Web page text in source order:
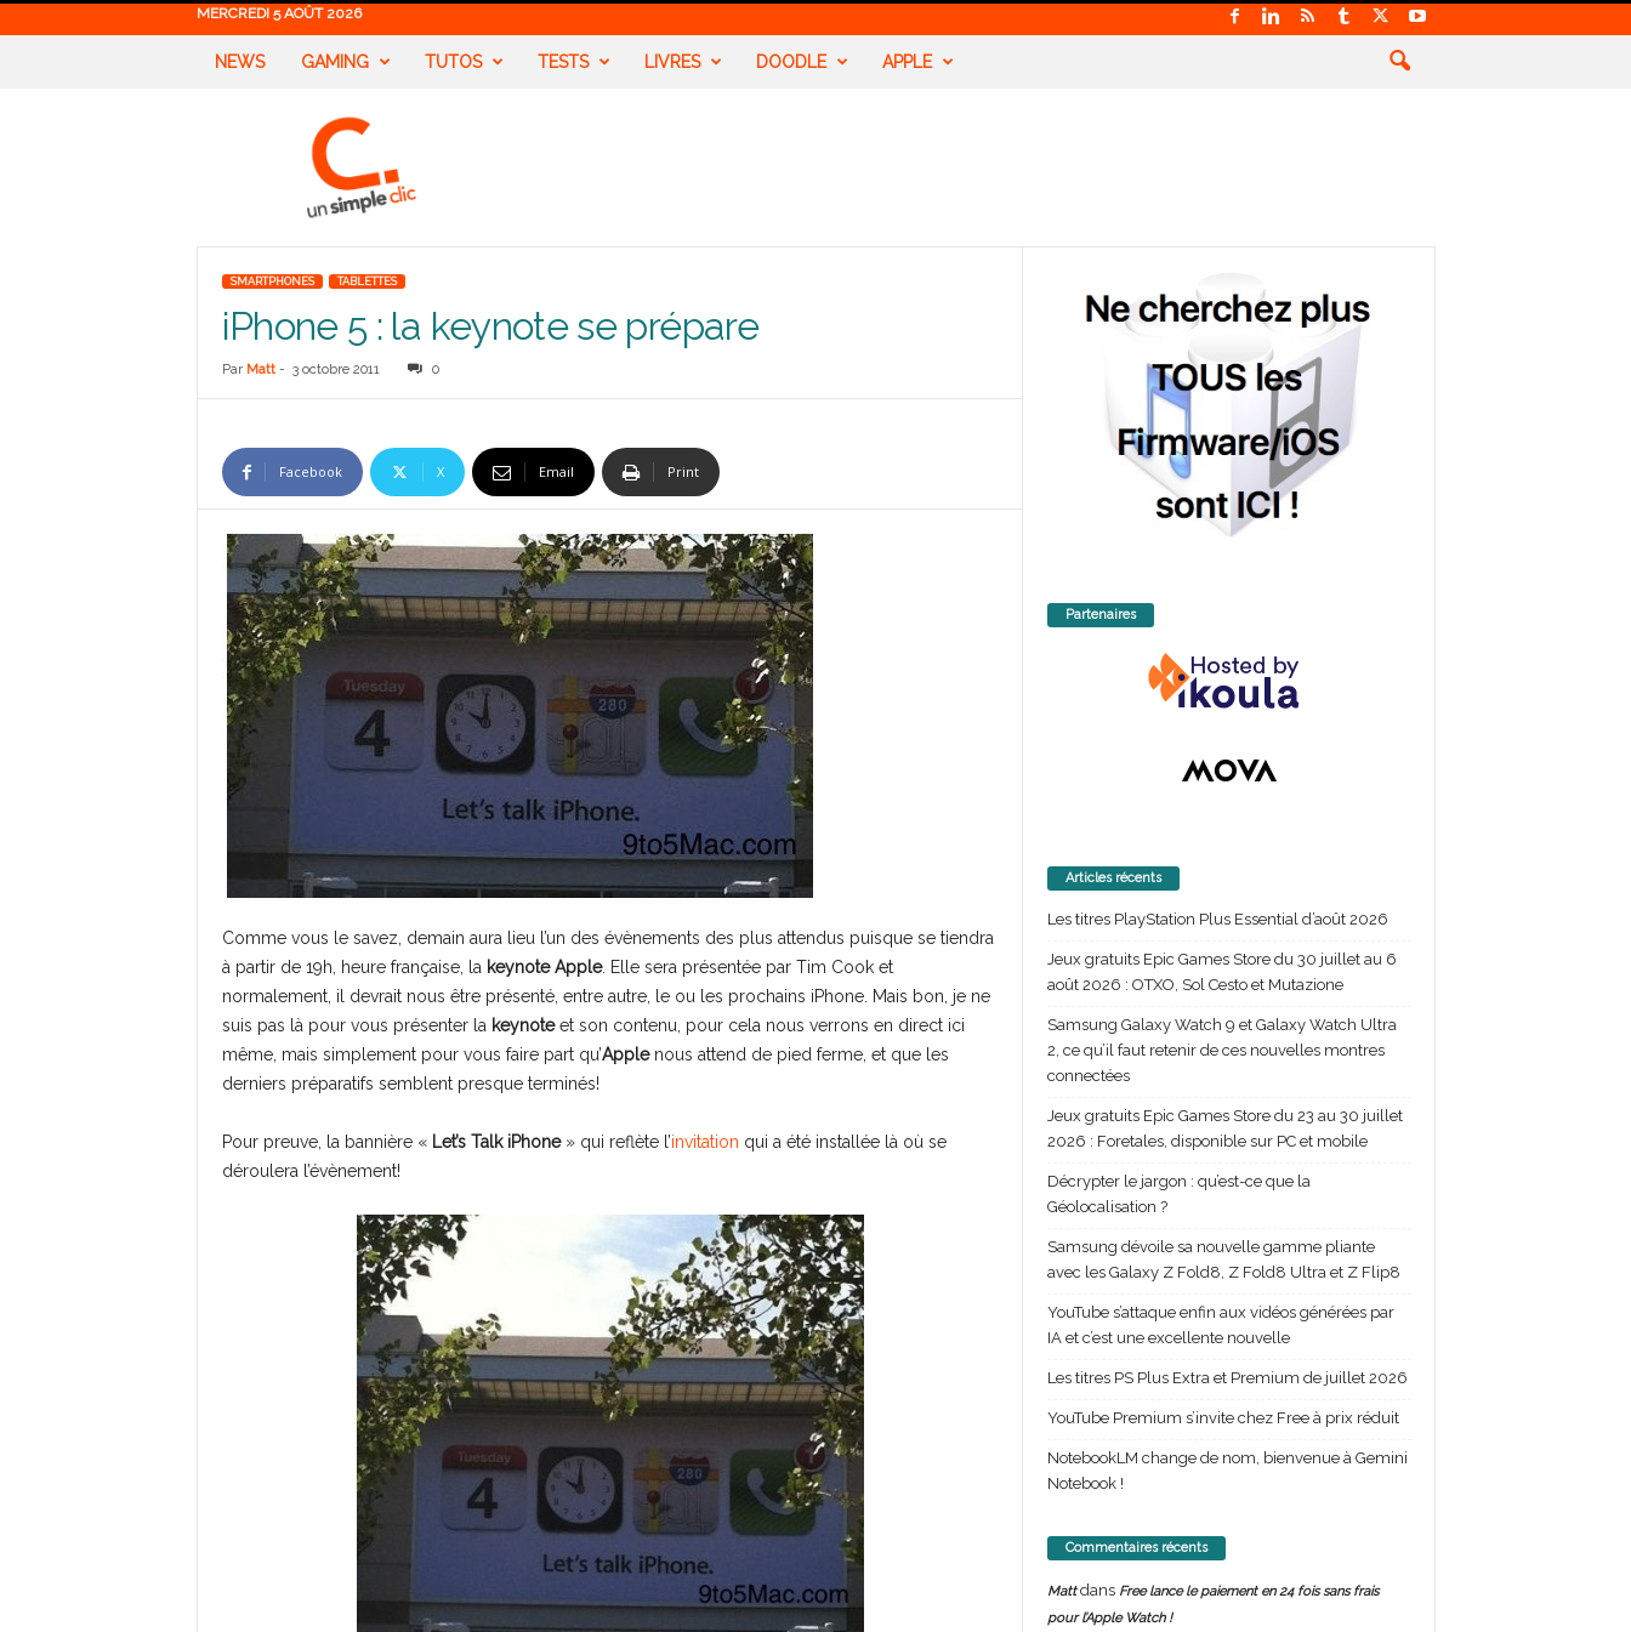
MERCREDI 5 AOÛT 2026
NEWS GAMING TUTOS TESTS LIVRES DOODLE APPLE
SMARTPHONES TABLETTES
iPhone 5 : la keynote se prépare
Par Matt- 3 octobre 2011 0
Facebook X Email Print
Comme vous le savez, demain aura lieu l’un des évènements des plus attendus puisque se tiendra
à partir de 19h, heure française, la keynote Apple. Elle sera présentée par Tim Cook et
normalement, il devrait nous être présenté, entre autre, le ou les prochains iPhone. Mais bon, je ne
suis pas là pour vous présenter la keynoteet son contenu, pour cela nous verrons en direct ici
même, mais simplement pour vous faire part qu’Applenous attend de pied ferme, et que les
derniers préparatifs semblent presque terminés!
Pour preuve, la bannière « Let’s Talk iPhone» qui reflète l’invitation qui a été installée là où se
déroulera l’évènement!
Partenaires
Articles récents
Les titres PlayStation Plus Essential d’août 2026
Jeux gratuits Epic Games Store du 30 juillet au 6
août 2026 : OTXO, Sol Cesto et Mutazione
Samsung Galaxy Watch 9 et Galaxy Watch Ultra
2, ce qu’il faut retenir de ces nouvelles montres
connectées
Jeux gratuits Epic Games Store du 23 au 30 juillet
2026 : Foretales, disponible sur PC et mobile
Décrypter le jargon : qu’est-ce que la
Géolocalisation ?
Samsung dévoile sa nouvelle gamme pliante
avec les Galaxy Z Fold8, Z Fold8 Ultra et Z Flip8
YouTube s’attaque enfin aux vidéos générées par
IA et c’est une excellente nouvelle
Les titres PS Plus Extra et Premium de juillet 2026
YouTube Premium s’invite chez Free à prix réduit
NotebookLM change de nom, bienvenue à Gemini
Notebook !
Commentaires récents
Mattdans Free lance le paiement en 24 fois sans frais
pour l’Apple Watch !